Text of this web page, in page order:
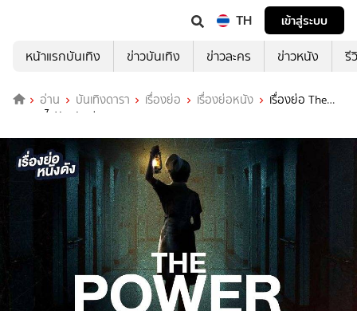
TH
เข้าสู่ระบบ
หน้าแรกบันเทิง
ข่าวบันเทิง ข่าวละคร ข่าวหนัง รี
อ่าน บันเทิงดารา เรื่องย่อ เรื่องย่อหนัง
เรื่องย่อ The
Power ไฟดับ จับผี